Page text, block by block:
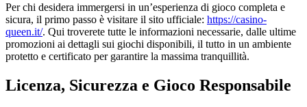
Per chi desidera immergersi in un’esperienza di gioco completa e
sicura, il primo passo è visitare il sito ufficiale: https://casino-
queen.it/. Qui troverete tutte le informazioni necessarie, dalle ultime
promozioni ai dettagli sui giochi disponibili, il tutto in un ambiente
protetto e certificato per garantire la massima tranquillità.
Licenza, Sicurezza e Gioco Responsabile